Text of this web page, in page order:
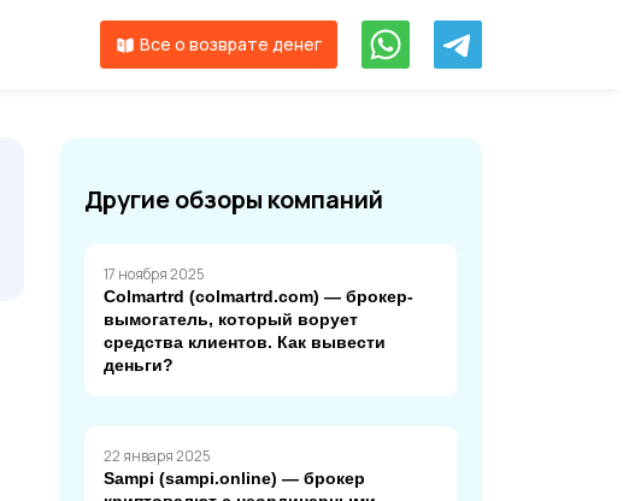
Все о возврате денег
Другие обзоры компаний
17 ноября 2025
Colmartrd (colmartrd.com) — брокер-
вымогатель, который ворует
средства клиентов. Как вывести
деньги?
22 января 2025
Sampi (sampi.online) — брокер